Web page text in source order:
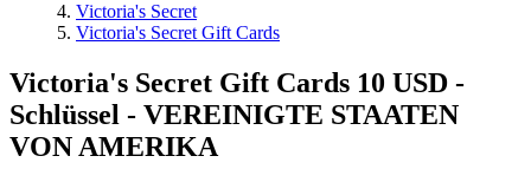
Victoria's Secret
Victoria's Secret Gift Cards
Victoria's Secret Gift Cards 10 USD -
Schlüssel - VEREINIGTE STAATEN
VON AMERIKA